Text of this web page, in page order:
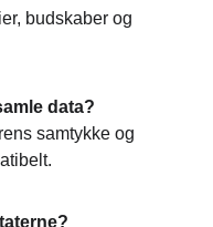
budskaber og
data?
samtykke og